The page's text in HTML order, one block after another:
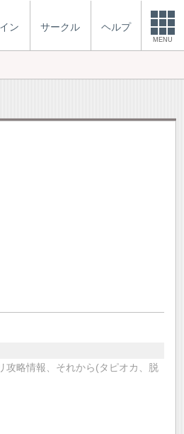
ン サークル ヘルプ
MENU
攻略情報、それから(タピオカ、脱